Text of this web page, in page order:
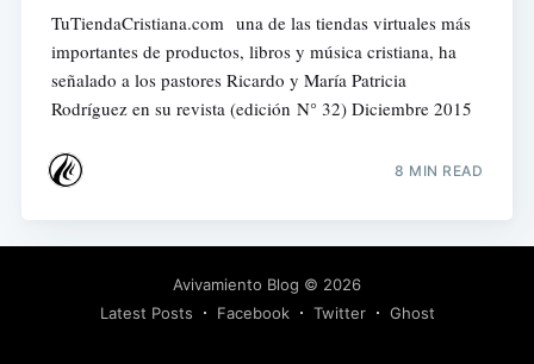
TuTiendaCristiana.com una de las tiendas virtuales más
importantes de productos, libros y música cristiana, ha
señalado a los pastores Ricardo y María Patricia
Rodríguez en su revista (edición N° 32) Diciembre 2015
8 MIN READ
Avivamiento Blog © 2026
Latest Posts
Facebook Twitter Ghost